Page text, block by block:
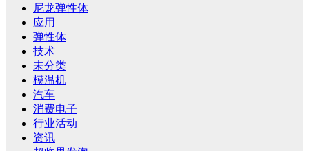
尼龙弹性体
应用
弹性体
技术
未分类
模温机
汽车
消费电子
行业活动
资讯